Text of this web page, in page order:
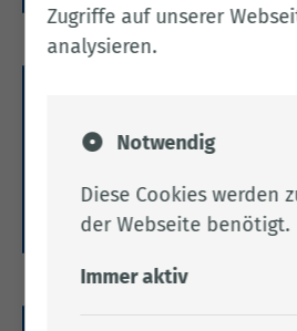
Hier finden Sie alles zum Thema
Weitere Informationen
Zugriffe auf unserer
analysieren.
Notwendig
Diese Cookies werden
der Webseite benötigt.
Immer aktiv